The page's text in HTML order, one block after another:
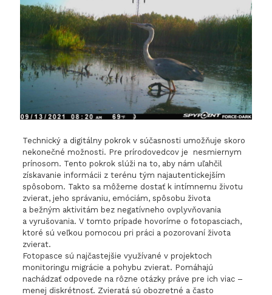
Technický a digitálny pokrok v súčasnosti umožňuje skoro
nekonečné možnosti. Pre prírodovedcov je nesmiernym
prínosom. Tento pokrok slúži na to, aby nám uľahčil
získavanie informácii z terénu tým najautentickejším
spôsobom. Takto sa môžeme dostať k intímnemu životu
zvierat, jeho správaniu, emóciám, spôsobu života
a bežným aktivitám bez negatívneho ovplyvňovania
a vyrušovania. V tomto prípade hovoríme o fotopasciach,
ktoré sú veľkou pomocou pri práci a pozorovaní života
zvierat.
Fotopasce sú najčastejšie využívané v projektoch
monitoringu migrácie a pohybu zvierat. Pomáhajú
nachádzať odpovede na rôzne otázky práve pre ich viac –
menej diskrétnosť. Zvieratá sú obozretné a často